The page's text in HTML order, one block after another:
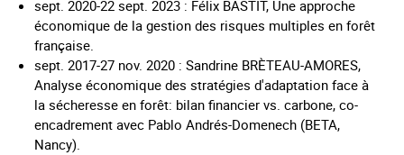
sept. 2020-22 sept. 2023 : Félix BASTIT, Une approche
économique de la gestion des risques multiples en forêt
française.
sept. 2017-27 nov. 2020 : Sandrine BRÈTEAU-AMORES,
Analyse économique des stratégies d'adaptation face à
la sécheresse en forêt: bilan financier vs. carbone, co-
encadrement avec Pablo Andrés-Domenech (BETA,
Nancy).